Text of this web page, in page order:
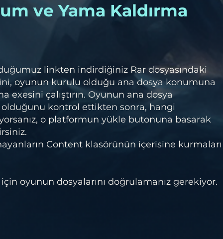
ve Yama Kaldırma
linkten indirdiğiniz Rar dosyasındaki
oyunun kurulu olduğu ana dosya konumuna
exesini çalıştırın. Oyunun ana dosya
kontrol ettikten sonra, hangi
o platformun yükle butonuna basarak
Content klasörünün içerisine kurmaları
oyunun dosyalarını doğrulamanız gerekiyor.